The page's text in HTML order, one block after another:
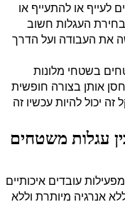
לעייף או להתעייף או
העגלות חשוב
את העבודה ועל הדרך
בשטחי מלונות
אותן בצורה חופשית
יכול להיות עכשיו זה
עגלות משטחים
עובדים איכותיים
אנרגיה מיותרת וללא